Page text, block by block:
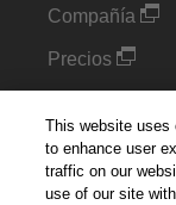
Compañía
Precios
Blog
This website uses
to enhance user
traffic on our
use of our site